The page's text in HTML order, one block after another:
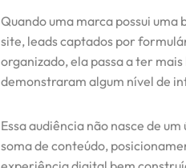
Quando uma marca possui
site, leads captados por
organizado, ela passa a ter
demonstraram algum nível de
Essa audiência não nasce de
soma de conteúdo,